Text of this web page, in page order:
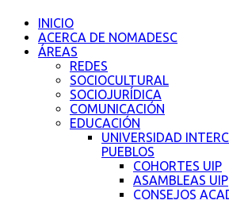
INICIO
ACERCA DE NOMADESC
ÁREAS
REDES
SOCIOCULTURAL
SOCIOJURÍDICA
COMUNICACIÓN
EDUCACIÓN
UNIVERSIDAD
PUEBLOS
COHORTES UIP
ASAMBLEAS UIP
CONSEJOS